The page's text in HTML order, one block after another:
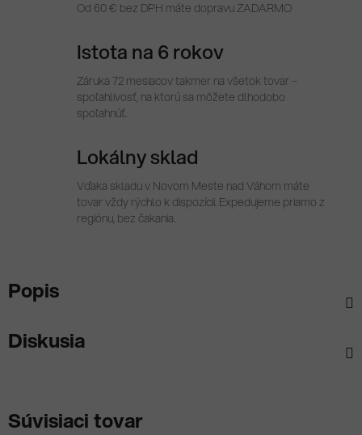
Od 60 € bez DPH máte dopravu ZADARMO
Istota na 6 rokov
Záruka 72 mesiacov takmer na všetok tovar –
spoľahlivosť, na ktorú sa môžete dlhodobo
spoľahnúť.
Lokálny sklad
Vďaka skladu v Novom Meste nad Váhom máte
tovar vždy rýchlo k dispozícii. Expedujeme priamo z
regiónu, bez čakania.
Popis
Diskusia
Súvisiaci tovar